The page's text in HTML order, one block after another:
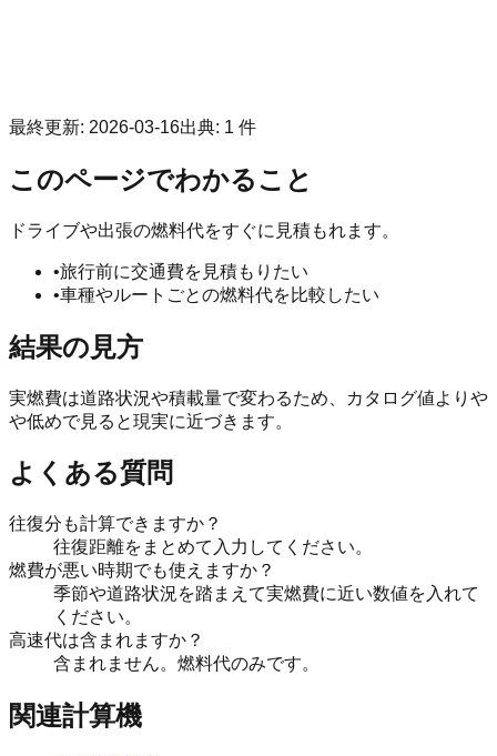
最終更新: 2026-03-16出典: 1 件
このページでわかること
ドライブや出張の燃料代をすぐに見積もれます。
•旅行前に交通費を見積もりたい
•車種やルートごとの燃料代を比較したい
結果の見方
実燃費は道路状況や積載量で変わるため、カタログ値よりや
や低めで見ると現実に近づきます。
よくある質問
往復分も計算できますか？
往復距離をまとめて入力してください。
燃費が悪い時期でも使えますか？
季節や道路状況を踏まえて実燃費に近い数値を入れて
ください。
高速代は含まれますか？
含まれません。燃料代のみです。
関連計算機